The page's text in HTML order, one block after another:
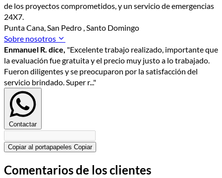
de los proyectos comprometidos, y un servicio de emergencias
24X7.
Punta Cana, San Pedro , Santo Domingo
Sobre nosotros
Enmanuel R. dice, "Excelente trabajo realizado, importante que
la evaluación fue gratuita y el precio muy justo a lo trabajado.
Fueron diligentes y se preocuparon por la satisfacción del
servicio brindado. Super r..."
Contactar
Copiar al portapapeles Copiar
Comentarios de los clientes